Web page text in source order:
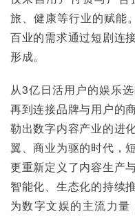
旅、健康等行业的赋能
百业的需求通过短剧连
形成。
从3亿日活用户的娱乐
再到连接品牌与用户的
勒出数字内容产业的进
翼、商业为驱的时代，
更重新定义了内容生产
智能化、生态化的持续
为数字文娱的主流力